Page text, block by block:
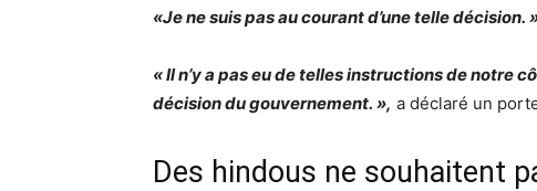
«Je ne suis pas au courant d’une telle décision.
« Il n’y a pas eu de telles instructions de notre
décision du gouvernement. », a déclaré un
Des hindous ne souhaitent